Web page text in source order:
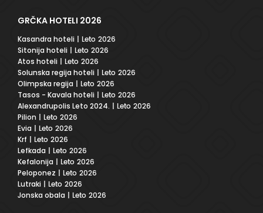
GRČKA HOTELI 2026
Kasandra hoteli | Leto 2026
Sitonija hoteli | Leto 2026
Atos hoteli | Leto 2026
Solunska regija hoteli | Leto 2026
Olimpska regija | Leto 2026
Tasos - Kavala hoteli | Leto 2026
Alexandrupolis Leto 2024. | Leto 2026
Pilion | Leto 2026
Evia | Leto 2026
Krf | Leto 2026
Lefkada | Leto 2026
Kefalonija | Leto 2026
Peloponez | Leto 2026
Lutraki | Leto 2026
Jonska obala | Leto 2026